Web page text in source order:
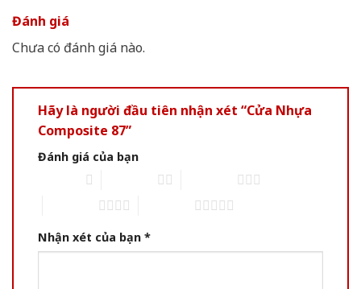
Đánh giá
Chưa có đánh giá nào.
Hãy là người đầu tiên nhận xét “Cửa Nhựa
Composite 87”
Đánh giá của bạn
Nhận xét của bạn *